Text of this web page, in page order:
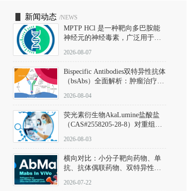
新闻动态 /NEWS
MPTP HCl 是一种靶向多巴胺能
神经元的神经毒素，广泛用于构
以盐酸盐形式存在，可触发线粒
体介导的神经元凋亡。其经典应
用即为选择性损毁中脑黑质致密
部多巴胺能神经元，从而可靠模
拟帕金森病的核心病理与行为表
2026-08-07
Bispecific Antibodies双特异性抗体
（bsAbs）全面解析：肿瘤治疗的
2026-08-04
荧光素衍生物AkaLumine盐酸盐
（CAS#2558205-28-8）对重组萤
数（Km）为2.06 μM；其近红外
发光特性赋予优异的组织穿透能
力，大幅增强成像信噪比，从而
实现活体动物模型中极低给药剂
量下的高灵敏度、非侵入式生物
2026-08-03
横向对比：小分子靶向药物、单
抗、抗体偶联药物、双特异性抗
及应用瓶颈
2026-07-22